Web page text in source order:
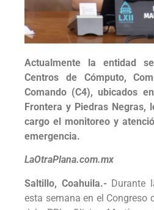
Actualmente la entidad
Centros de Cómputo,
Comando (C4), ubicados
Frontera y Piedras Negras,
cargo el monitoreo y
emergencia.
LaOtraPlana.com.mx
Saltillo, Coahuila.-Durante
esta semana en el Congreso